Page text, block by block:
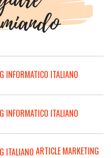
ARTICLE MARKETING